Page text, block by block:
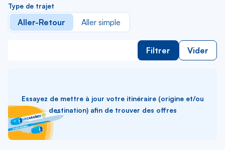
Type de trajet
Aller-Retour Aller simple
Filtrer Vider
Essayez de mettre à jour votre itinéraire (origine et/ou
destination) afin de trouver des offres